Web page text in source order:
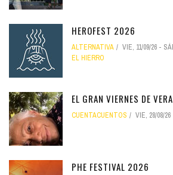
HEROFEST 2026
ALTERNATIVA VIE, 11/09/26 -
EL HIERRO
EL GRAN VIERNES DE
CUENTACUENTOS VIE, 28/08/26
PHE FESTIVAL 2026